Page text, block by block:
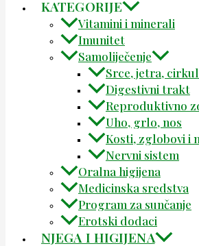
KATEGORIJE
Vitamini i minerali
Imunitet
Samoliječenje
Srce, jetra,
Digestivni trakt
Reproduktivno
Uho, grlo, nos
Kosti, zglobovi i
Nervni sistem
Oralna higijena
Medicinska sredstva
Program za sunčanje
Erotski dodaci
NJEGA I HIGIJENA